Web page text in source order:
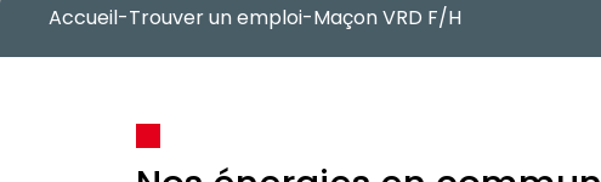
Accueil-Trouver un emploi-Maçon VRD F/H